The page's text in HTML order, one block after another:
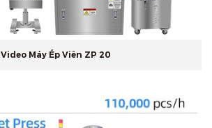
Video Máy Ép Viên ZP 20